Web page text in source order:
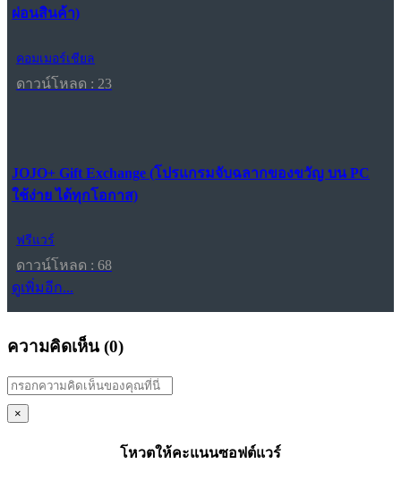
ผ่อนสินค้า)
คอมเมอร์เชียล
ดาวน์โหลด : 23
JOJO+ Gift Exchange (โปรแกรมจับฉลากของขวัญ บน PC
ใช้ง่าย ได้ทุกโอกาส)
ฟรีแวร์
ดาวน์โหลด : 68
ดูเพิ่มอีก...
ความคิดเห็น (0)
×
โหวตให้คะแนนซอฟต์แวร์